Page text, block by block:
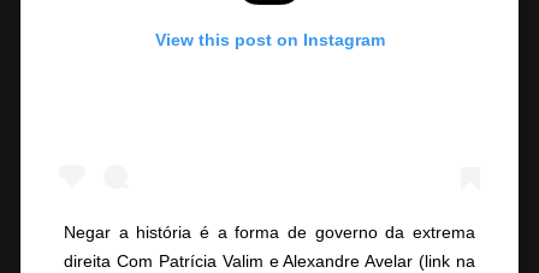
View this post on Instagram
Negar a história é a forma de governo da extrema
direita Com Patrícia Valim e Alexandre Avelar (link na